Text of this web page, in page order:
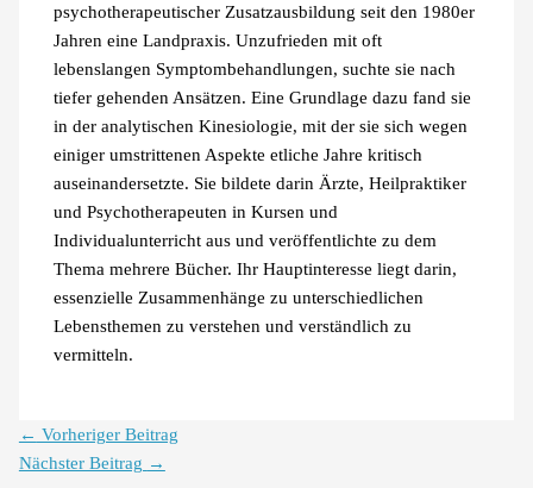
psychotherapeutischer Zusatzausbildung seit den 1980er
Jahren eine Landpraxis. Unzufrieden mit oft
lebenslangen Symptombehandlungen, suchte sie nach
tiefer gehenden Ansätzen. Eine Grundlage dazu fand sie
in der analytischen Kinesiologie, mit der sie sich wegen
einiger umstrittenen Aspekte etliche Jahre kritisch
auseinandersetzte. Sie bildete darin Ärzte, Heilpraktiker
und Psychotherapeuten in Kursen und
Individualunterricht aus und veröffentlichte zu dem
Thema mehrere Bücher. Ihr Hauptinteresse liegt darin,
essenzielle Zusammenhänge zu unterschiedlichen
Lebensthemen zu verstehen und verständlich zu
vermitteln.
← Vorheriger Beitrag
Nächster Beitrag →